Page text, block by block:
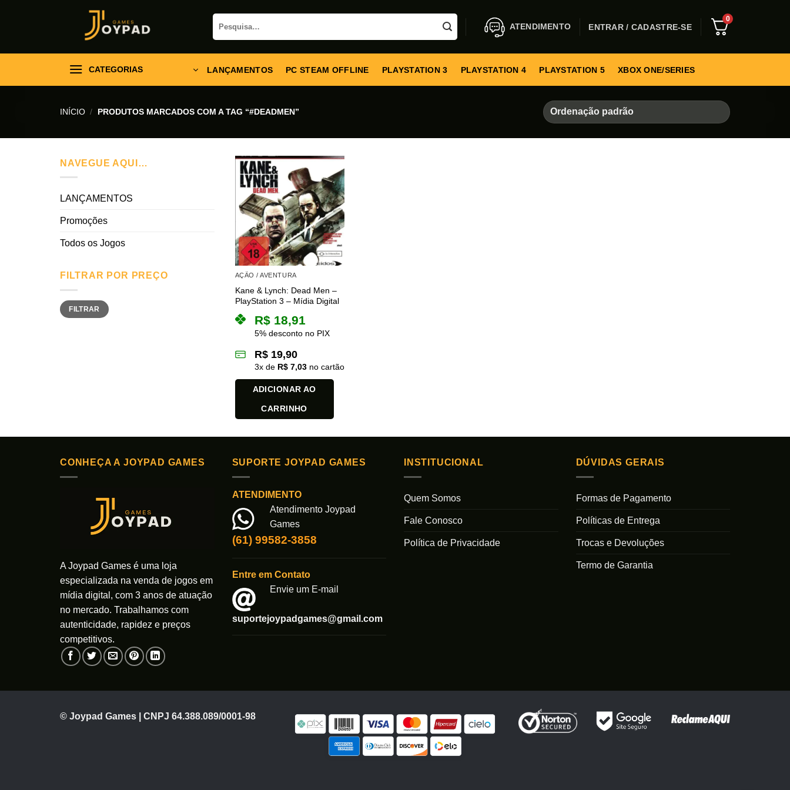
Pesquisar
por:
ATENDIMENTO ENTRAR / CADASTRE-SE
0
CATEGORIAS LANÇAMENTOS PC STEAM OFFLINE PLAYSTATION 3 PLAYSTATION 4 PLAYSTATION 5 XBOX ONE/SERIES
INÍCIO / PRODUTOS MARCADOS COM A TAG “#DEADMEN”
NAVEGUE AQUI…
LANÇAMENTOS
Promoções
Todos os Jogos
FILTRAR POR PREÇO
Preço
mínimo
Preço
máximo
FILTRAR
AÇÃO / AVENTURA
Kane & Lynch: Dead Men –
PlayStation 3 – Mídia Digital
R$18,91
5% desconto no PIX
R$19,90
3x de R$7,03no cartão
ADICIONAR AO
CARRINHO
CONHEÇA A JOYPAD GAMES
A Joypad Games é uma loja
especializada na venda de jogos em
mídia digital, com 3 anos de atuação
no mercado. Trabalhamos com
autenticidade, rapidez e preços
competitivos.
SUPORTE JOYPAD GAMES
ATENDIMENTO
Atendimento Joypad
Games
(61) 99582-3858
Entre em Contato
Envie um E-mail
suportejoypadgames@gmail.com
INSTITUCIONAL
Quem Somos
Fale Conosco
Política de Privacidade
DÚVIDAS GERAIS
Formas de Pagamento
Políticas de Entrega
Trocas e Devoluções
Termo de Garantia
© Joypad Games | CNPJ 64.388.089/0001-98